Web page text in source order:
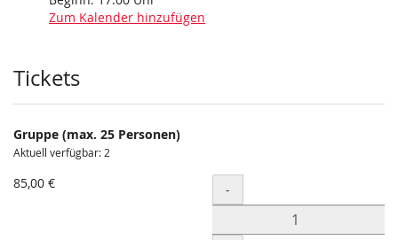
Zum Kalender hinzufügen
Produkte
Tickets
Gruppe (max. 25 Personen)
Aktuell verfügbar: 2
85,00 € Menge
-